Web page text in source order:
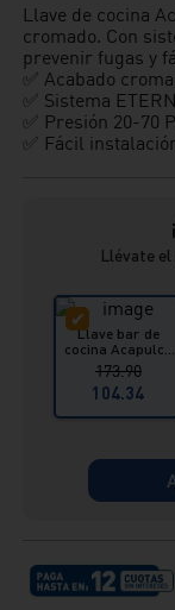
Llave de cocina
cromado. Con
prevenir fugas y
✅ Acabado
✅ Sistema
✅ Presión 20-70
✅ Fácil
Llévate
Llave bar de
cocina Acapulco
Italgrif
173.90
104.34